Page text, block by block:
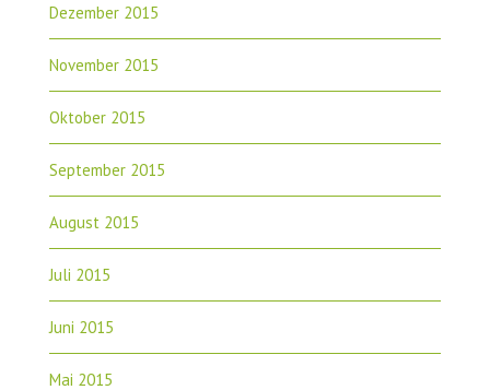
Dezember 2015
November 2015
Oktober 2015
September 2015
August 2015
Juli 2015
Juni 2015
Mai 2015